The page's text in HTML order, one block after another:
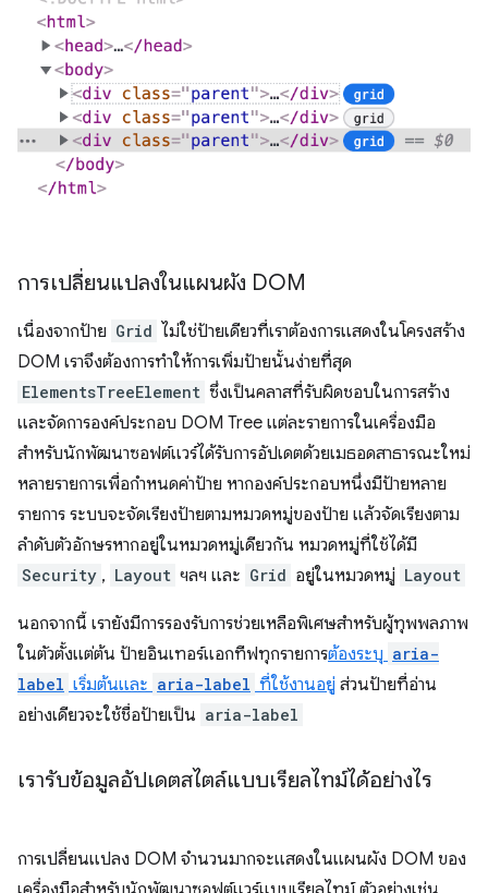
การเปลี่ยนแปลงในแผนผัง DOM
เนื่องจากป้าย Grid ไม่ใช่ป้ายเดียวที่เราต้องการแสดงในโครงสร้าง
DOM เราจึงต้องการทำให้การเพิ่มป้ายนั้นง่ายที่สุด
ElementsTreeElement ซึ่งเป็นคลาสที่รับผิดชอบในการสร้าง
และจัดการองค์ประกอบ DOM Tree แต่ละรายการในเครื่องมือ
สำหรับนักพัฒนาซอฟต์แวร์ได้รับการอัปเดตด้วยเมธอดสาธารณะใหม่
หลายรายการเพื่อกำหนดค่าป้าย หากองค์ประกอบหนึ่งมีป้ายหลาย
รายการ ระบบจะจัดเรียงป้ายตามหมวดหมู่ของป้าย แล้วจัดเรียงตาม
ลำดับตัวอักษรหากอยู่ในหมวดหมู่เดียวกัน หมวดหมู่ที่ใช้ได้มี
Security , Layout ฯลฯ และ Grid อยู่ในหมวดหมู่ Layout
นอกจากนี้ เรายังมีการรองรับการช่วยเหลือพิเศษสำหรับผู้ทุพพลภาพ
ในตัวตั้งแต่ต้น ป้ายอินเทอร์แอกทีฟทุกรายการต้องระบุ aria-
label เริ่มต้นและ aria-label ที่ใช้งานอยู่ ส่วนป้ายที่อ่าน
อย่างเดียวจะใช้ชื่อป้ายเป็น aria-label
เรารับข้อมูลอัปเดตสไตล์แบบเรียลไทม์ได้อย่างไร
การเปลี่ยนแปลง DOM จำนวนมากจะแสดงในแผนผัง DOM ของ